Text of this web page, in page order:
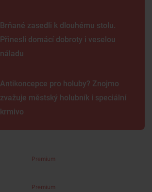
Brňané zasedli k dlouhému stolu.
Přinesli domácí dobroty i veselou
náladu
Antikoncepce pro holuby? Znojmo
zvažuje městský holubník i speciální
krmivo
Premium
Premium